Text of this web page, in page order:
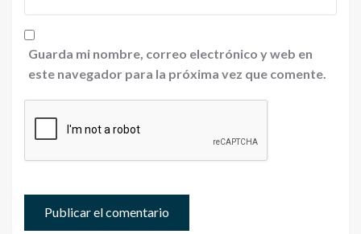
Guarda mi nombre, correo electrónico y web en
este navegador para la próxima vez que comente.